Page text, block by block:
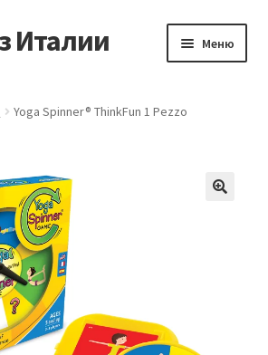
Италии Меню
Yoga Spinner® ThinkFun 1 Pezzo